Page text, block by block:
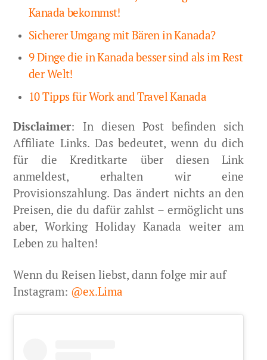
Kanada bekommst!
Sicherer Umgang mit Bären in Kanada?
9 Dinge die in Kanada besser sind als im Rest
der Welt!
10 Tipps für Work and Travel Kanada
Disclaimer: In diesen Post befinden sich
Affiliate Links. Das bedeutet, wenn du dich
für die Kreditkarte über diesen Link
anmeldest, erhalten wir eine
Provisionszahlung. Das ändert nichts an den
Preisen, die du dafür zahlst – ermöglicht uns
aber, Working Holiday Kanada weiter am
Leben zu halten!
Wenn du Reisen liebst, dann folge mir auf
Instagram: @ex.Lima